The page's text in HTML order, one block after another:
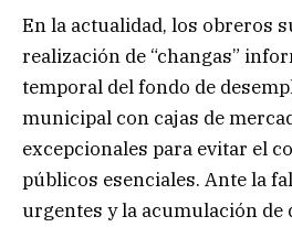
En la actualidad, los obreros
realización de “changas”
temporal del fondo de
municipal con cajas de
excepcionales para evitar el
públicos esenciales. Ante la
urgentes y la acumulación de